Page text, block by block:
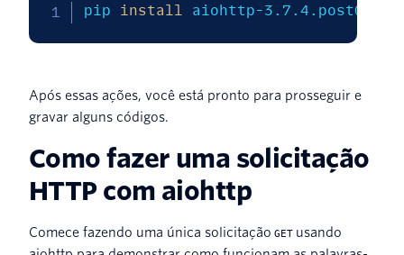
pip install aiohttp-3.7.4.post0
Após essas ações, você está pronto para prosseguir e
gravar alguns códigos.
Como fazer uma solicitação
HTTP com aiohttp
Comece fazendo uma única solicitação GET usando